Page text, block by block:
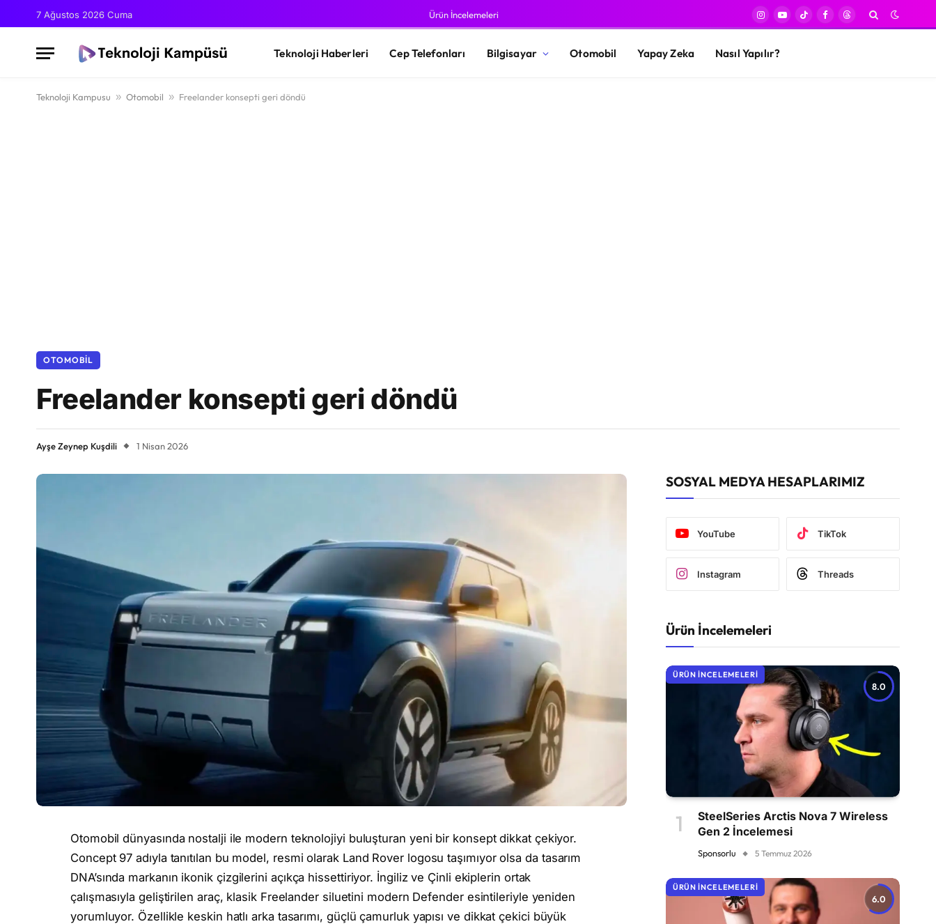
7 Ağustos 2026 Cuma Ürün İncelemeleri
Instagram
YouTube
TikTokFacebook
Threads
Teknoloji Haberleri Cep Telefonları Bilgisayar Otomobil Yapay Zeka Nasıl Yapılır?
Teknoloji Kampusu » Otomobil » Freelander konsepti geri döndü
OTOMOBIL
Freelander konsepti geri döndü
Ayşe Zeynep Kuşdili 1 Nisan 2026
Otomobil dünyasında nostalji ile modern teknolojiyi buluşturan yeni bir konsept dikkat çekiyor.
Concept 97 adıyla tanıtılan bu model, resmi olarak Land Rover logosu taşımıyor olsa da tasarım
DNA’sında markanın ikonik çizgilerini açıkça hissettiriyor. İngiliz ve Çinli ekiplerin ortak
çalışmasıyla geliştirilen araç, klasik Freelander siluetini modern Defender esintileriyle yeniden
yorumluyor. Özellikle keskin hatlı arka tasarımı, güçlü çamurluk yapısı ve dikkat çekici büyük
SOSYAL MEDYA HESAPLARIMIZ
YouTube TikTok
Instagram Threads
Ürün İncelemeleri
8.0
ÜRÜN İNCELEMELERI
SteelSeries Arctis Nova 7 Wireless
Gen 2 İncelemesi
Sponsorlu 5 Temmuz 2026
6.0
ÜRÜN İNCELEMELERI